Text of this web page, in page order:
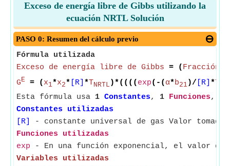
Exceso de energía libre de Gibbs utilizando la
ecuación NRTL Solución
PASO 0: Resumen del cálculo previo
Fórmula utilizada
Exceso de energía libre de Gibbs = ( Fracción
GE = ( x1*x2* [R] *TNRTL )*(((( exp(-( α*b21 )/ [R] *T
Esta fórmula usa 1 Constantes, 1 Funciones,
Constantes utilizadas
[R]
- constante universal de gas Valor tomado
Funciones utilizadas
exp - En una función exponencial, el valor de
Variables utilizadas